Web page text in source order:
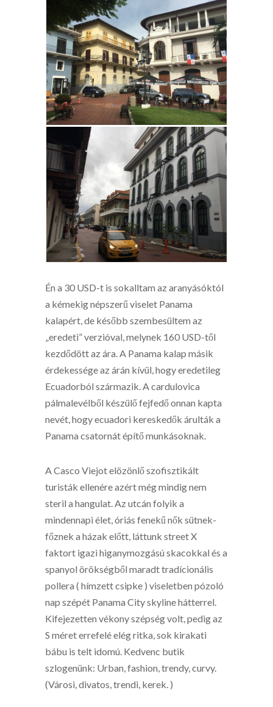
Én a 30 USD-t is sokalltam az aranyásóktól
a kémekig népszerű viselet Panama
kalapért, de később szembesültem az
„eredeti” verzióval, melynek 160 USD-től
kezdődött az ára. A Panama kalap másik
érdekessége az árán kívül, hogy eredetileg
Ecuadorból származik. A cardulovica
pálmalevélből készülő fejfedő onnan kapta
nevét, hogy ecuadori kereskedők árulták a
Panama csatornát építő munkásoknak.
A Casco Viejot elözönlő szofisztikált
turisták ellenére azért még mindig nem
steril a hangulat. Az utcán folyik a
mindennapi élet, óriás fenekű nők sütnek-
főznek a házak előtt, láttunk street X
faktort igazi higanymozgású skacokkal és a
spanyol örökségből maradt tradícionális
pollera ( hímzett csipke ) viseletben pózoló
nap szépét Panama City skyline hátterrel.
Kifejezetten vékony szépség volt, pedig az
S méret errefelé elég ritka, sok kirakati
bábu is telt idomú. Kedvenc butik
szlogenünk: Urban, fashion, trendy, curvy.
(Városi, divatos, trendi, kerek. )